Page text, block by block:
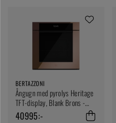
BERTAZZONI
Ångugn med pyrolys Heritage
TFT-display, Blank Brons -
Bertazzoni
40995:-